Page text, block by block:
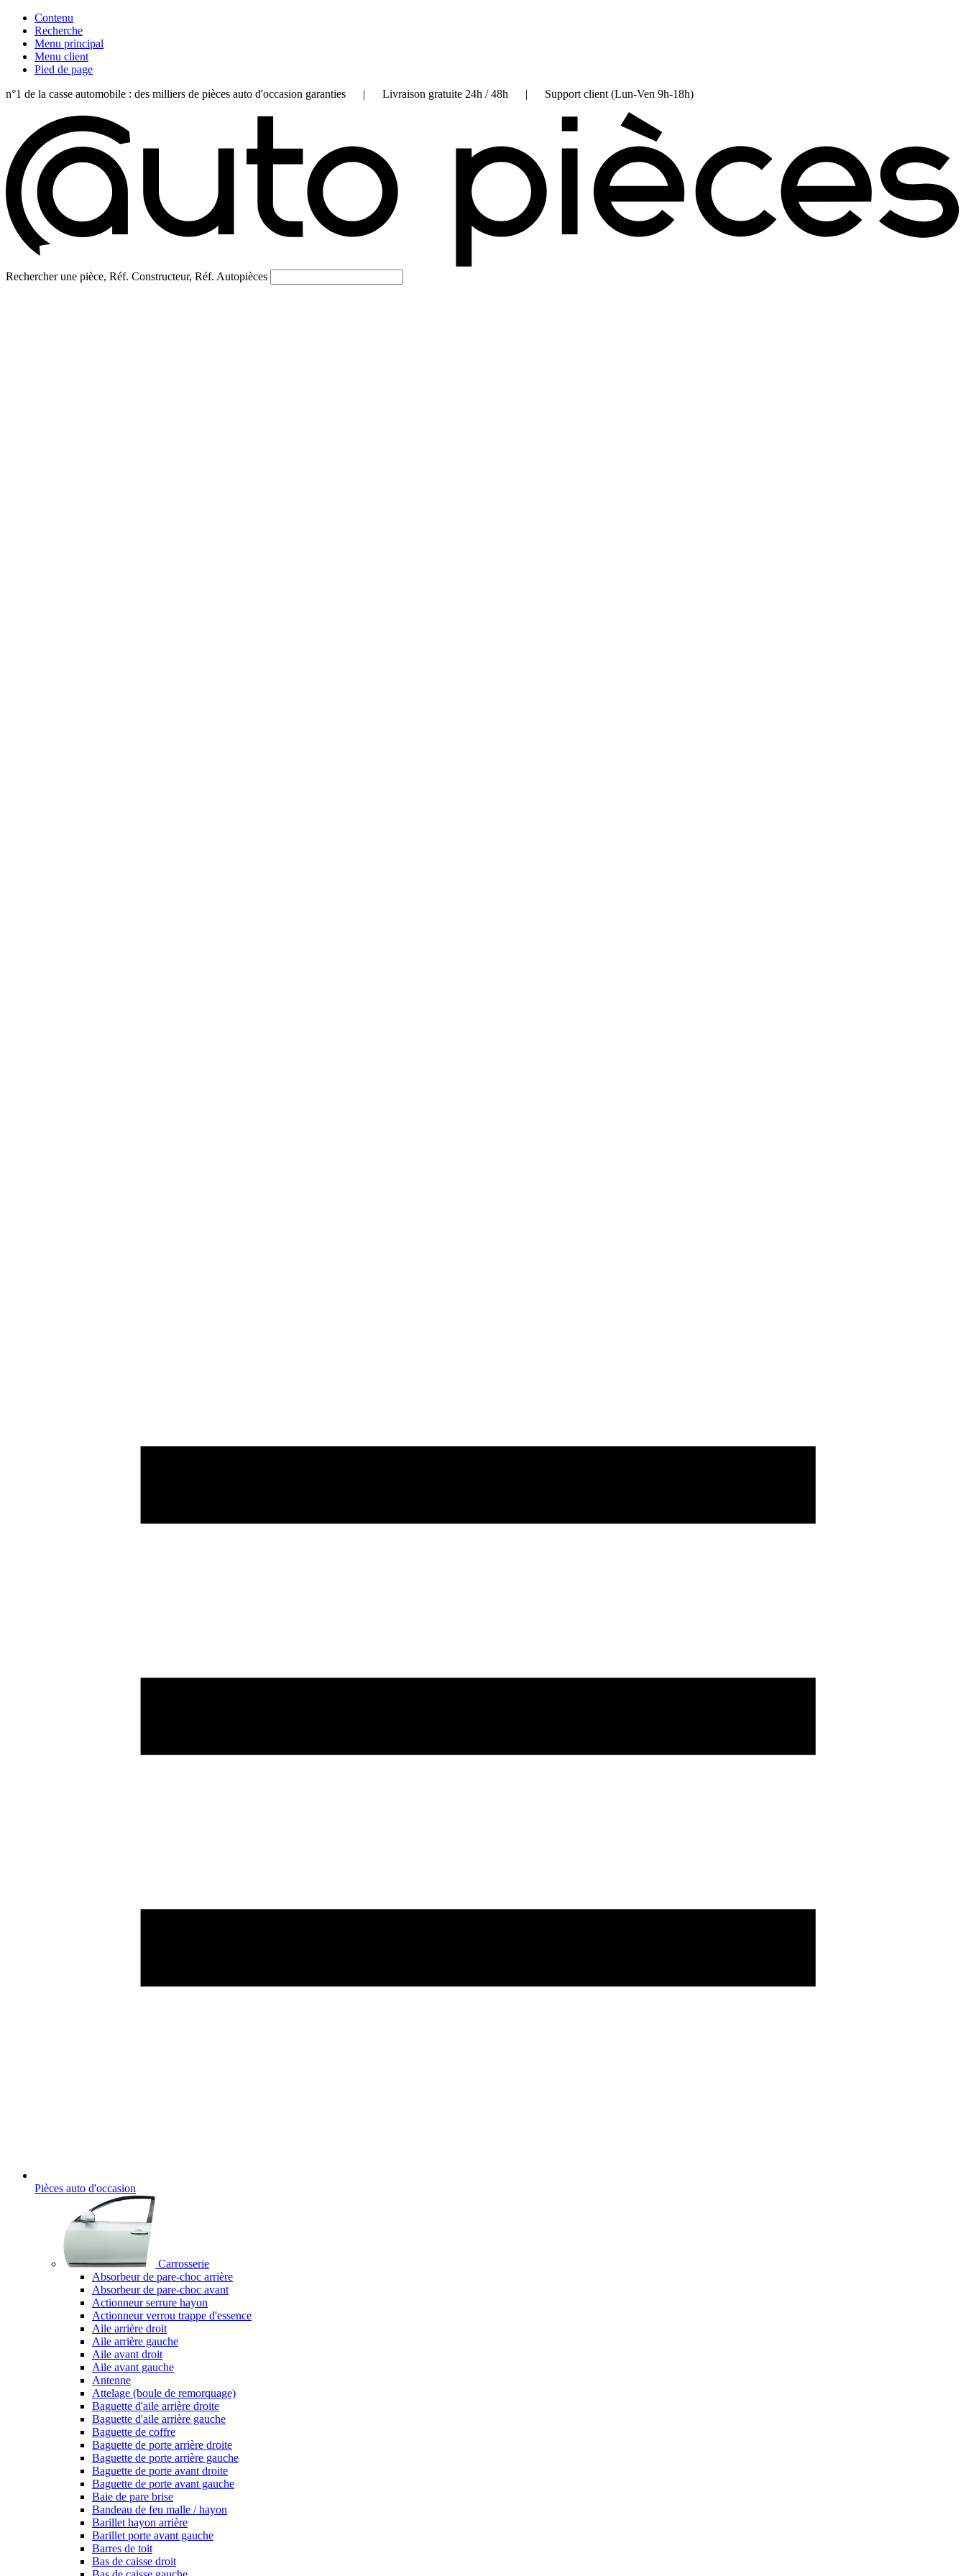
Contenu
Recherche
Menu principal
Menu client
Pied de page
n°1 de la casse automobile : des milliers de pièces auto d'occasion garanties | Livraison gratuite 24h / 48h | Support client (Lun-Ven 9h-18h)
Rechercher une pièce, Réf. Constructeur, Réf. Autopièces
Pièces auto d'occasion
Carrosserie
Absorbeur de pare-choc arrière
Absorbeur de pare-choc avant
Actionneur serrure hayon
Actionneur verrou trappe d'essence
Aile arrière droit
Aile arrière gauche
Aile avant droit
Aile avant gauche
Antenne
Attelage (boule de remorquage)
Baguette d'aile arrière droite
Baguette d'aile arrière gauche
Baguette de coffre
Baguette de porte arrière droite
Baguette de porte arrière gauche
Baguette de porte avant droite
Baguette de porte avant gauche
Baie de pare brise
Bandeau de feu malle / hayon
Barillet hayon arrière
Barillet porte avant gauche
Barres de toit
Bas de caisse droit